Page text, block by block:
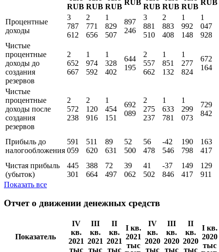
IV
кв.
2021
тыс
RUB
III
кв.
2021
тыс
RUB
II
2021
тыс
RUB
2021
тыс
RUB
IV
кв.
2020
тыс
RUB
III
кв.
2020
тыс
RUB
II
2020
тыс
RUB
2020
тыс
RUB
Процентные
доходы
3
787
612
2
771
656
1
829
507
897
246
3
881
510
2
883
408
1
992
148
047
928
Чистые
процентные
доходы до
создания
резервов
652
667
974
592
328
402
195
557
662
851
132
277
824
164
Чистые
процентные
доходы поcле
создания
572
238
120
916
454
151
692
089
275
237
633
781
299
073
729
842
Прибыль до
налогообложения
591
511
89
52
56
-42
190
163
Чистая прибыль
(убыток)
301
664
497
062
502
Отчет о движении денежных средств